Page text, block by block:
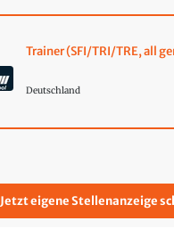
Trainer (SFI/TRI/TRE, all
Deutschland
Jetzt eigene Stellenanzeige